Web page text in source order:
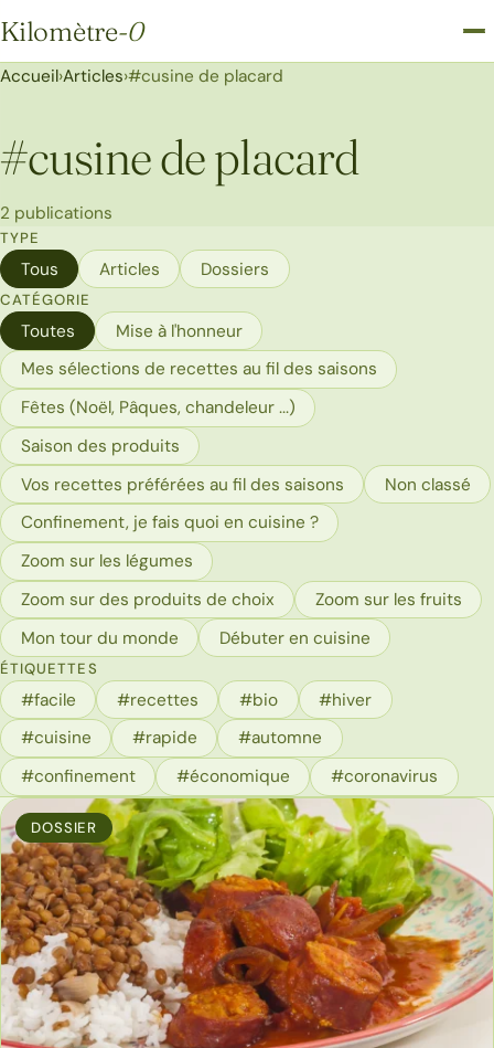
Kilomètre-0
Kilomètre-0
Accueil›Articles›#cusine de placard
#cusine de placard
2 publications
TYPE
Tous Articles Dossiers
CATÉGORIE
Toutes
Mise à l'honneur
Mes sélections de recettes au fil des saisons
Fêtes (Noël, Pâques, chandeleur ...)
Saison des produits
Vos recettes préférées au fil des saisons
Non classé
Confinement, je fais quoi en cuisine ?
Zoom sur les légumes
Zoom sur des produits de choix
Zoom sur les fruits
Mon tour du monde
Débuter en cuisine
ÉTIQUETTES
#facile #recettes #bio
#hiver
#cuisine
#rapide
#automne
#confinement
#économique #coronavirus
DOSSIER